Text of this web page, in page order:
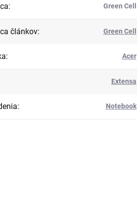
: Green Cell
článkov: Green Cell
: Acer
Extensa
: Notebook